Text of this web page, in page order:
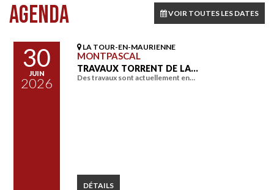
AGENDA VOIR TOUTES LES DATES
30
JUIN
2026
LA TOUR-EN-MAURIENNE
MONTPASCAL
TRAVAUX TORRENT DE LA…
Des travaux sont actuellement en…
DÉTAILS